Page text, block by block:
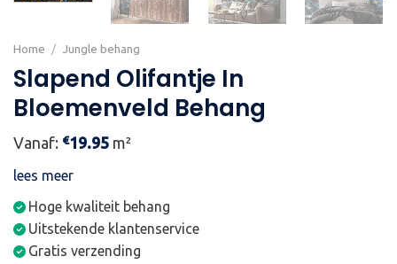
Home / Jungle behang
Slapend Olifantje In
Bloemenveld Behang
Vanaf: €19.95 m²
lees meer
Hoge kwaliteit behang
Uitstekende klantenservice
Gratis verzending